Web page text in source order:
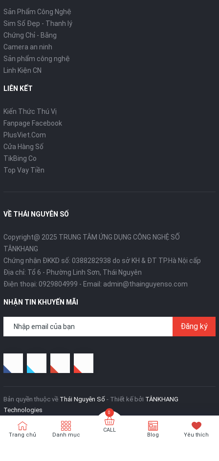
Sản Phẩm Công Nghệ
Sim Số Đẹp - Thanh lý
Chứng Chỉ - Bằng
Camera an ninh
Sản phẩm công nghệ
Linh Kiện CN
LIÊN KẾT
Kiến Thức Thú Vị
Fanpage Facebook
PlusViet.Com
Cửa Hàng Số
TikBing Co
Top Vay Tiền
VỀ THÁI NGUYÊN SỐ
Copyright@ 2025 TRUNG TÂM ỨNG DỤNG CÔNG NGHỆ SỐ
TÂNKHANG
Chứng nhận ĐKKD số: 0388282938 do sở KH & ĐT TP.Hà Nội cấp
Địa chỉ: Tổ 6 - Phường Linh Sơn, Thái Nguyên
Điện thoại: 0929804999 - Email: admin@thainguyenso.com
NHẬN TIN KHUYẾN MÃI
Đăng ký
Bản quyền thuộc về Thái Nguyên Số - Thiết kế bởi TÂNKHANG
Technologies
Trang chủ Danh mục
CALL
Blog Yêu thích